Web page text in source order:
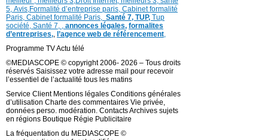
5, Avis,Formalité d’entreprise paris, Cabinet formalité
Paris, Cabinet formalité Paris, Santé 7, TUP, Tup
société, Santé 7, , annonces légales, formalites
d’entreprises,, l’agence web de référencement,
Programme TV Actu télé
©MEDIASCOPE © copyright 2006- 2026 – Tous droits
réservés Saisissez votre adresse mail pour recevoir
l’essentiel de l’actualité tous les matins
Service Client Mentions légales Conditions générales
d’utilisation Charte des commentaires Vie privée,
données perso. modération. Contacts Archives sujets
en régions Boutique Régie Publicitaire
La fréquentation du MEDIASCOPE ©